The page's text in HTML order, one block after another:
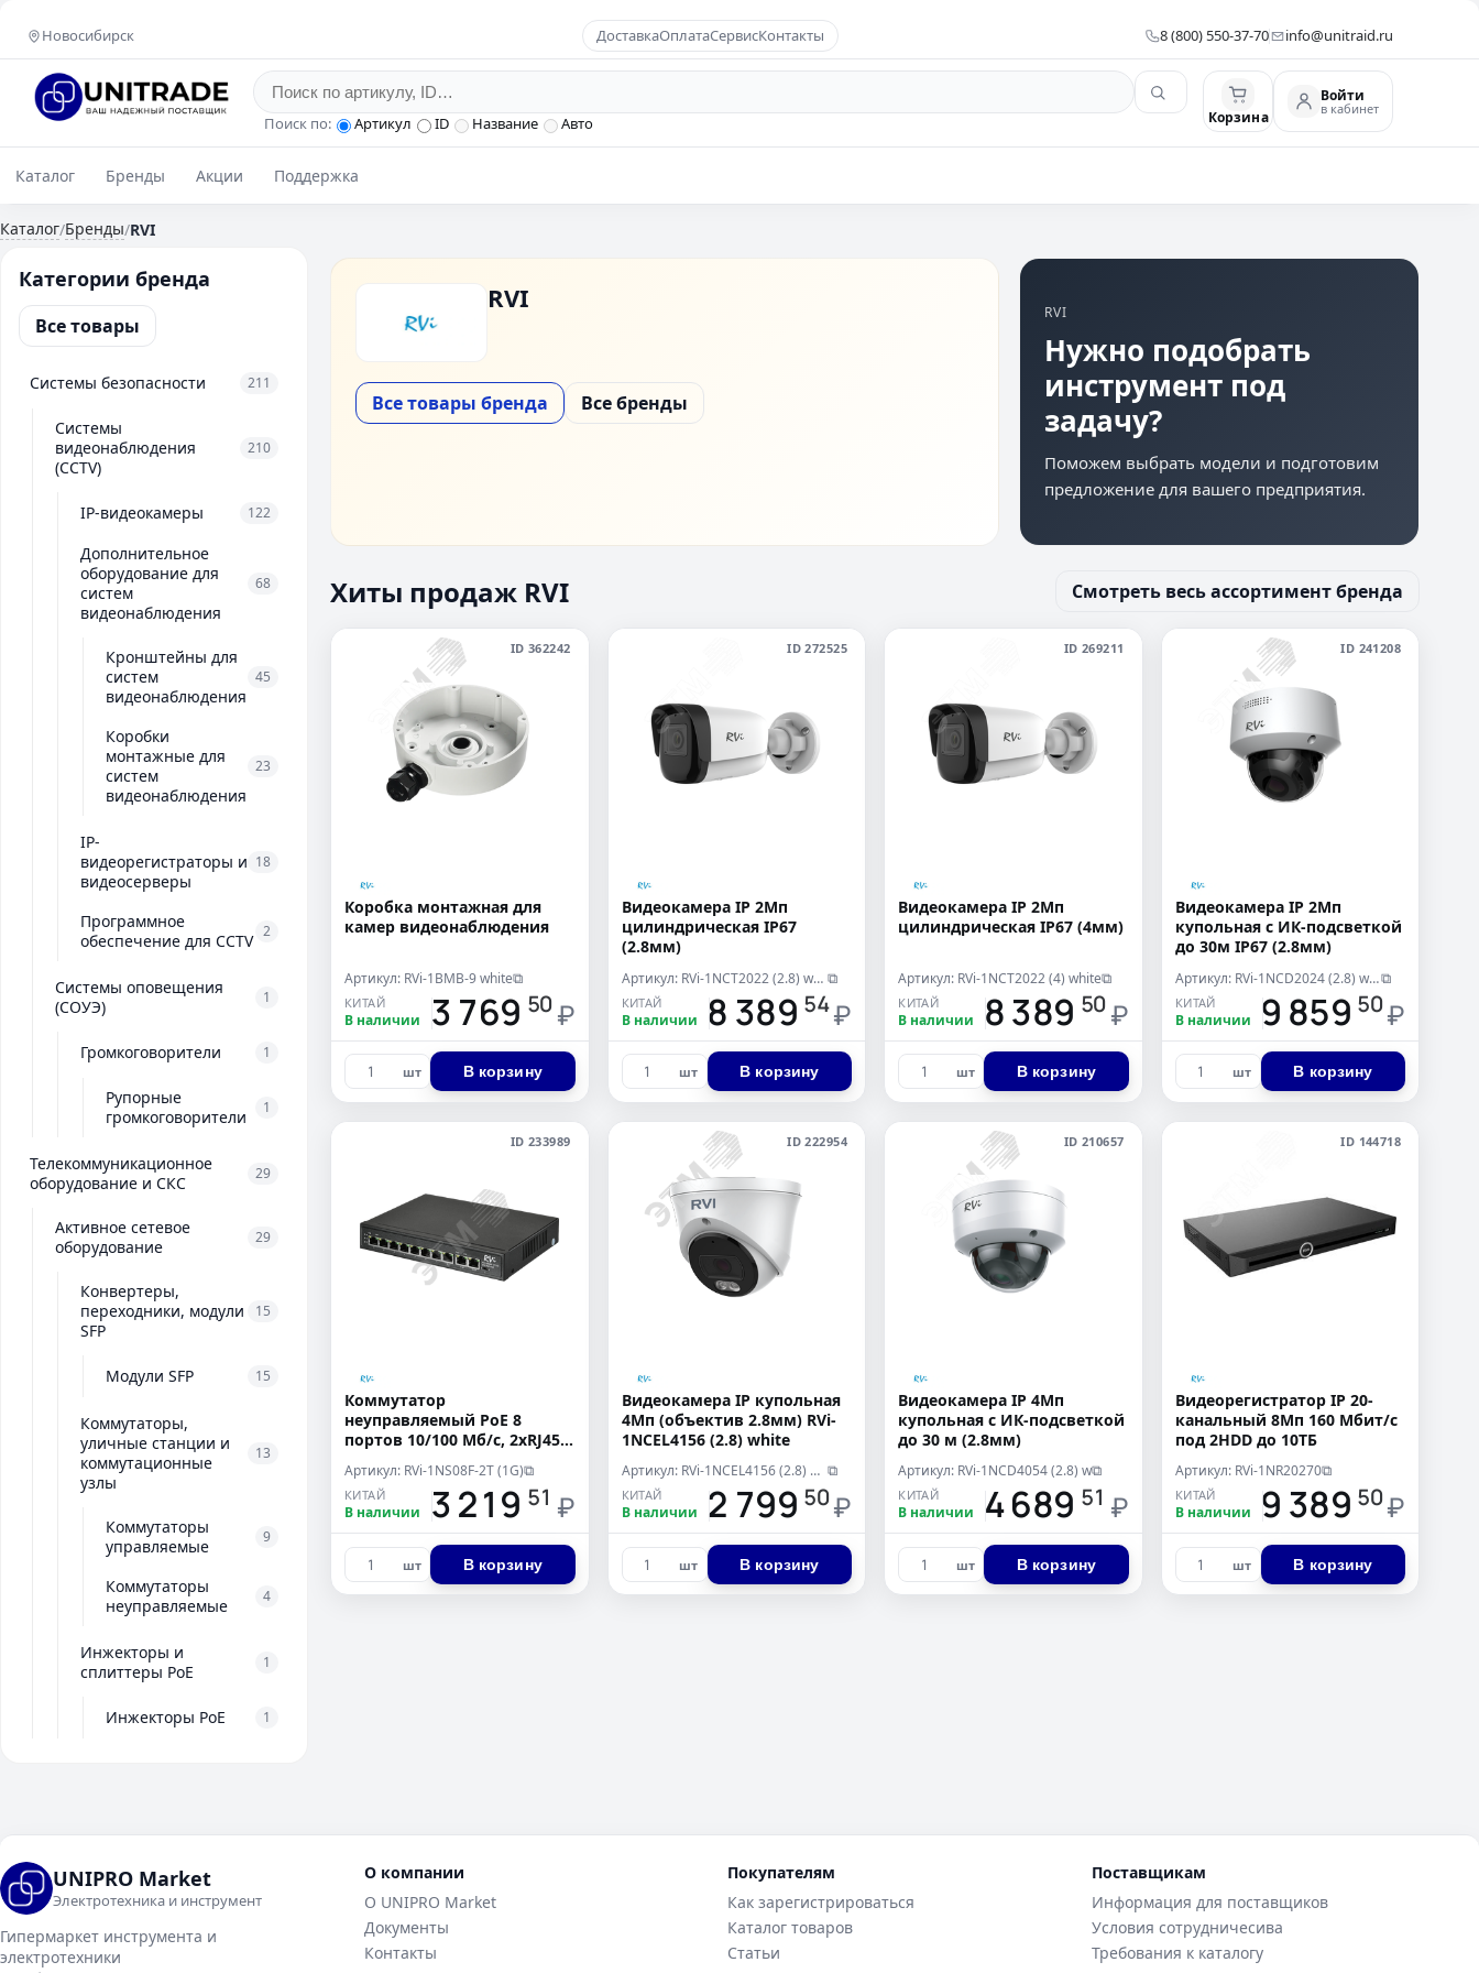
Новосибирск ДоставкаОплатаСервисКонтакты 8 (800) 550-37-70 info@unitraid.ru
Поиск по: Артикул ID Название Авто Корзина
Войти
в кабинет
Каталог Бренды Акции Поддержка
Каталог/Бренды/RVI
Категории бренда
Все товары
Системы безопасности 211
Системы
видеонаблюдения
(CCTV)
210
IP-видеокамеры 122
Дополнительное
оборудование для
систем
видеонаблюдения
68
Кронштейны для
систем
видеонаблюдения
45
Коробки
монтажные для
систем
видеонаблюдения
23
IP-
видеорегистраторы и
видеосерверы
18
Программное
обеспечение для CCTV 2
Системы оповещения
(СОУЭ)
1
Громкоговорители 1
Рупорные
громкоговорители
1
Телекоммуникационное
оборудование и СКС
29
Активное сетевое
оборудование
29
Конвертеры,
переходники, модули
SFP
15
Модули SFP 15
Коммутаторы,
уличные станции и
коммутационные
узлы
13
Коммутаторы
управляемые
9
Коммутаторы
неуправляемые
4
Инжекторы и
сплиттеры PoE
1
Инжекторы PoE 1
RVI
Все товары бренда Все бренды
RVI
Нужно подобрать
инструмент под
задачу?
Поможем выбрать модели и подготовим
предложение для вашего предприятия.
Хиты продаж RVI Смотреть весь ассортимент бренда
ID 362242
Коробка монтажная для
камер видеонаблюдения
Артикул: RVi-1BMB-9 white⧉
КИТАЙ
В наличии 3 769 50 ₽
шт В корзину
ID 272525
Видеокамера IP 2Мп
цилиндрическая IP67
(2.8мм)
Артикул: RVi-1NCT2022 (2.8) white ⧉
КИТАЙ
В наличии 8 389 54₽
шт В корзину
ID 269211
Видеокамера IP 2Мп
цилиндрическая IP67 (4мм)
Артикул: RVi-1NCT2022 (4) white⧉
КИТАЙ
В наличии 8 389 50₽
шт В корзину
ID 241208
Видеокамера IP 2Мп
купольная c ИК-подсветкой
до 30м IP67 (2.8мм)
Артикул: RVi-1NCD2024 (2.8) white⧉
КИТАЙ
В наличии 9 859 50₽
шт В корзину
ID 233989
Коммутатор
неуправляемый PoE 8
портов 10/100 Мб/с, 2хRJ45,
Артикул: RVi-1NS08F-2T (1G)⧉
КИТАЙ
В наличии13 219 51 ₽
шт В корзину
ID 222954
Видеокамера IP купольная
4Мп (объектив 2.8мм) RVi-
1NCEL4156 (2.8) white
Артикул: RVi-1NCEL4156 (2.8) white ⧉
КИТАЙ
В наличии12 799 50₽
шт В корзину
ID 210657
Видеокамера IP 4Мп
купольная с ИК-подсветкой
до 30 м (2.8мм)
Артикул: RVi-1NCD4054 (2.8) w⧉
КИТАЙ
В наличии14 689 51 ₽
шт В корзину
ID 144718
Видеорегистратор IP 20-
канальный 8Мп 160 Мбит/с
под 2HDD до 10ТБ
Артикул: RVi-1NR20270⧉
КИТАЙ
В наличии29 389 50₽
шт В корзину
UNIPRO Market
Электротехника и инструмент
Гипермаркет инструмента и
электротехники
О компании
О UNIPRO Market
Документы
Контакты
Покупателям
Как зарегистрироваться
Каталог товаров
Статьи
Поставщикам
Информация для поставщиков
Условия сотрудничесива
Требования к каталогу